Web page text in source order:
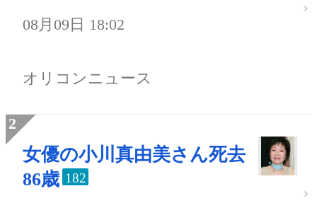
08月09日 18:02
オリコンニュース
女優の小川真由美さん死去
86歳 182